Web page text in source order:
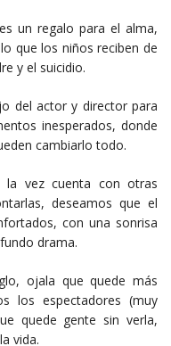
un regalo para el alma,
que los niños reciben de
y el suicidio.
del actor y director para
inesperados, donde
cambiarlo todo.
vez cuenta con otras
deseamos que el
con una sonrisa
drama.
ojala que quede más
los espectadores (muy
quede gente sin verla,
vida.